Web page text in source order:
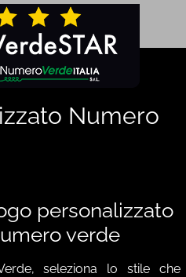
Numero
personalizzato
verde
seleziona lo stile che